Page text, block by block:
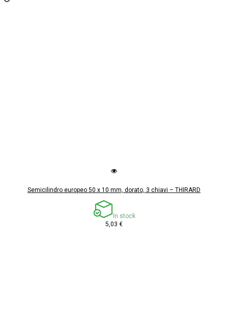
Semicilindro europeo 50 x 10 mm, dorato, 3 chiavi – THIRARD
In stock
5,03 €